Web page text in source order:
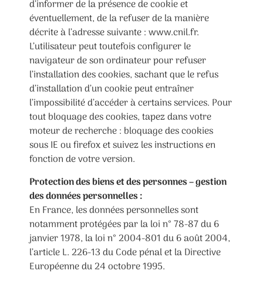
d’informer de la présence de cookie et
éventuellement, de la refuser de la manière
décrite à l’adresse suivante : www.cnil.fr.
L’utilisateur peut toutefois configurer le
navigateur de son ordinateur pour refuser
l’installation des cookies, sachant que le refus
d’installation d’un cookie peut entraîner
l’impossibilité d’accéder à certains services. Pour
tout bloquage des cookies, tapez dans votre
moteur de recherche : bloquage des cookies
sous IE ou firefox et suivez les instructions en
fonction de votre version.
Protection des biens et des personnes – gestion
des données personnelles :
En France, les données personnelles sont
notamment protégées par la loi n° 78-87 du 6
janvier 1978, la loi n° 2004-801 du 6 août 2004,
l’article L. 226-13 du Code pénal et la Directive
Européenne du 24 octobre 1995.